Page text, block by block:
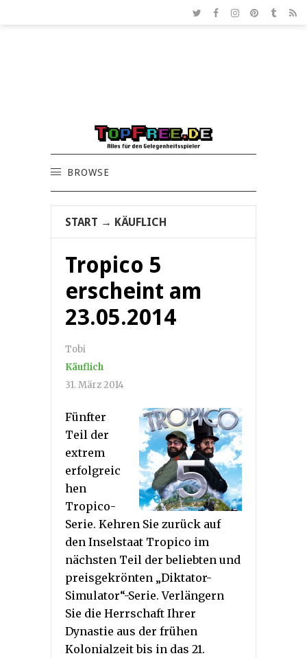
BROWSE
START → KÄUFLICH
Tropico 5
erscheint am
23.05.2014
Tobi
Käuflich
31. März 2014
Fünfter
Teil der
extrem
erfolgreic
hen
Tropico-
Serie. Kehren Sie zurück auf
den Inselstaat Tropico im
nächsten Teil der beliebten und
preisgekrönten „Diktator-
Simulator“-Serie. Verlängern
Sie die Herrschaft Ihrer
Dynastie aus der frühen
Kolonialzeit bis in das 21.